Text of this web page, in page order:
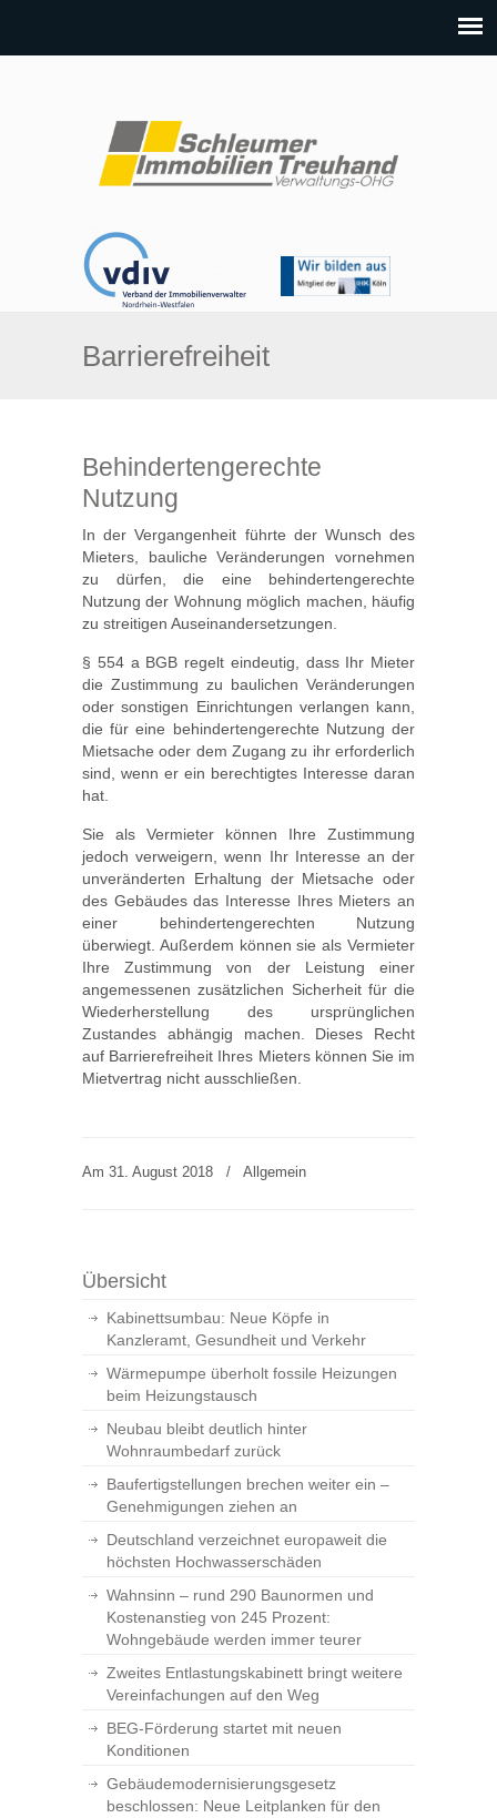
Barrierefreiheit
Behindertengerechte
Nutzung
In der Vergangenheit führte der Wunsch des
Mieters, bauliche Veränderungen vornehmen
zu dürfen, die eine behindertengerechte
Nutzung der Wohnung möglich machen, häufig
zu streitigen Auseinandersetzungen.
§ 554 a BGB regelt eindeutig, dass Ihr Mieter
die Zustimmung zu baulichen Veränderungen
oder sonstigen Einrichtungen verlangen kann,
die für eine behindertengerechte Nutzung der
Mietsache oder dem Zugang zu ihr erforderlich
sind, wenn er ein berechtigtes Interesse daran
hat.
Sie als Vermieter können Ihre Zustimmung
jedoch verweigern, wenn Ihr Interesse an der
unveränderten Erhaltung der Mietsache oder
des Gebäudes das Interesse Ihres Mieters an
einer behindertengerechten Nutzung
überwiegt. Außerdem können sie als Vermieter
Ihre Zustimmung von der Leistung einer
angemessenen zusätzlichen Sicherheit für die
Wiederherstellung des ursprünglichen
Zustandes abhängig machen. Dieses Recht
auf Barrierefreiheit Ihres Mieters können Sie im
Mietvertrag nicht ausschließen.
Am 31. August 2018 / Allgemein
Übersicht
Kabinettsumbau: Neue Köpfe in
Kanzleramt, Gesundheit und Verkehr
Wärmepumpe überholt fossile Heizungen
beim Heizungstausch
Neubau bleibt deutlich hinter
Wohnraumbedarf zurück
Baufertigstellungen brechen weiter ein –
Genehmigungen ziehen an
Deutschland verzeichnet europaweit die
höchsten Hochwasserschäden
Wahnsinn – rund 290 Baunormen und
Kostenanstieg von 245 Prozent:
Wohngebäude werden immer teurer
Zweites Entlastungskabinett bringt weitere
Vereinfachungen auf den Weg
BEG-Förderung startet mit neuen
Konditionen
Gebäudemodernisierungsgesetz
beschlossen: Neue Leitplanken für den